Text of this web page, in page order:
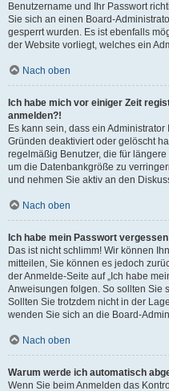
Benutzername und Ihr Passwort
Sie sich an einen Board-
gesperrt wurden. Es ist ebenfalls
der Website vorliegt, welches ein
Nach oben
Ich habe mich vor einiger Zeit
anmelden?!
Es kann sein, dass ein
Gründen deaktiviert oder gelöscht
regelmäßig Benutzer, die für
um die Datenbankgröße zu
und nehmen Sie aktiv an den
Nach oben
Ich habe mein Passwort
Das ist nicht schlimm! Wir können
mitteilen, Sie können es jedoch
der Anmelde-Seite auf „Ich habe
Anweisungen folgen. So sollten Sie
Sollten Sie trotzdem nicht in der
wenden Sie sich an die Board-
Nach oben
Warum werde ich automatisch
Wenn Sie beim Anmelden das